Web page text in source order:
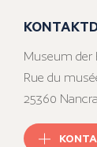
Museum der
Rue du
25360